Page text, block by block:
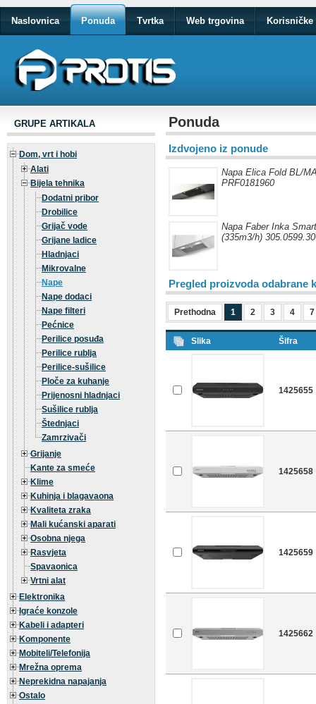
Naslovnica Ponuda Tvrtka Web trgovina Korisničke
GRUPE ARTIKALA
Dom, vrt i hobi
Alati
Bijela tehnika
Dodatni pribor
Drobilice
Grijač vode
Grijane ladice
Hladnjaci
Mikrovalne
Nape
Nape dodaci
Nape filteri
Pećnice
Perilice posuđa
Perilice rublja
Perilice-sušilice
Ploče za kuhanje
Prijenosni hladnjaci
Sušilice rublja
Štednjaci
Zamrzivači
Grijanje
Kante za smeće
Klime
Kuhinja i blagavaona
Kvaliteta zraka
Mali kućanski aparati
Osobna njega
Rasvjeta
Spavaonica
Vrtni alat
Elektronika
Igraće konzole
Kabeli i adapteri
Komponente
Mobiteli/Telefonija
Mrežna oprema
Neprekidna napajanja
Ostalo
Ponuda
Izdvojeno iz ponude
Napa Elica Fold BL/
PRF0181960
Napa Faber Inka
(335m3/h)
Pregled proizvoda odabrane
Prethodna 1 2 3 4 7
Slika Šifra
1425655
1425658
1425659
1425662